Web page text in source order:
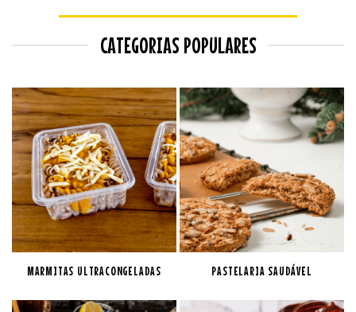
CATEGORIAS POPULARES
MARMITAS ULTRACONGELADAS PASTELARIA SAUDÁVEL